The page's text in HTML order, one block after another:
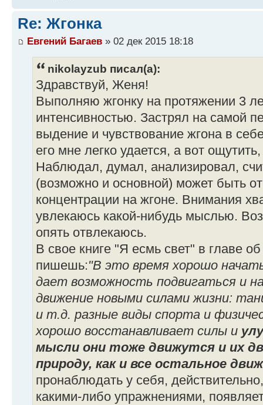
Re: Жгонка
Евгений Багаев » 02 дек 2015 18:18
nikolayzub писал(а):
Здравствуй, Женя!
Выполняю жгонку на протяжении 3
интенсивностью. Застрял на самой
выдение и чувствование жгона в
его мне легко удается, а вот
Наблюдал, думал, анализировал,
(возможно и основной) может быть
концентрации на жгоне. Внимания
увлекаюсь какой-нибудь мыслью.
опять отвлекаюсь.
В свое книге "Я есмь свет" в главе
пишешь:"В это время хорошо
дает возможность подвигаться и
движение новыми силами жизни:
и т.д. разные виды спорта и
хорошо восстанавливает силы и
мысли они тоже движутся и их
природу, как и все остальное
пронаблюдать у себя,
какими-либо упражнениями,